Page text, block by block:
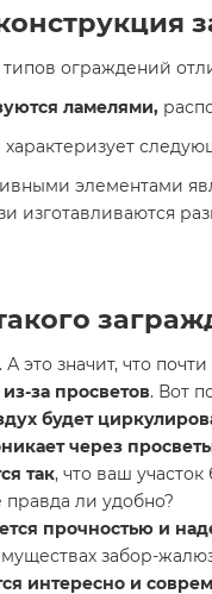
ограждений
ламелями,
элементами
изготавливаются
. А это значит, что
за просветов. Вот
будет
через
так, что ваш
правда ли удобно?
прочностью и
забор-
интересно и